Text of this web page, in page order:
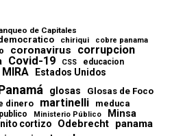
de Capitales
chiriqui cobre panama
coronavirus corrupcion
Covid-19 CSS educacion
MIRA Estados Unidos
glosas Glosas de Foco
dinero martinelli meduca
Ministerio Público Minsa
nito cortizo Odebrecht panama